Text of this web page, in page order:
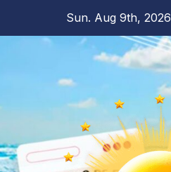
Sun. Aug 9th, 2026